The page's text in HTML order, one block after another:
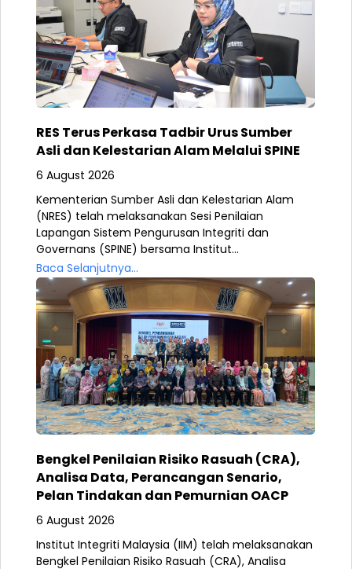
RES Terus Perkasa Tadbir Urus Sumber
Asli dan Kelestarian Alam Melalui SPINE
6 August 2026
Kementerian Sumber Asli dan Kelestarian Alam
(NRES) telah melaksanakan Sesi Penilaian
Lapangan Sistem Pengurusan Integriti dan
Governans (SPINE) bersama Institut...
Baca Selanjutnya...
Bengkel Penilaian Risiko Rasuah (CRA),
Analisa Data, Perancangan Senario,
Pelan Tindakan dan Pemurnian OACP
6 August 2026
Institut Integriti Malaysia (IIM) telah melaksanakan
Bengkel Penilaian Risiko Rasuah (CRA), Analisa